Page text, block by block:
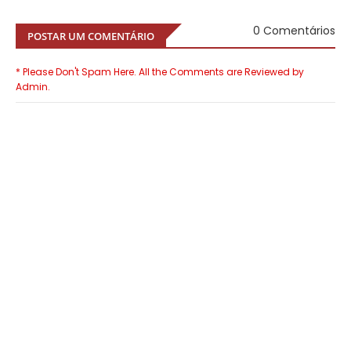
POSTAR UM COMENTÁRIO 0 Comentários
* Please Don't Spam Here. All the Comments are Reviewed by
Admin.